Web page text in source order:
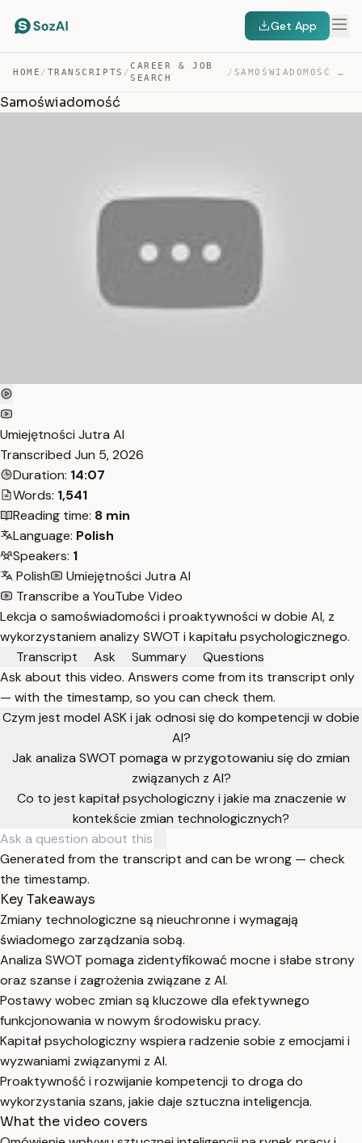
Get App
HOME / TRANSCRIPTS /
CAREER & JOB
SEARCH
/ SAMOŚWIADOMOŚĆ — TRANSCRIPT
Samoświadomość
Umiejętności Jutra AI
Transcribed Jun 5, 2026
Duration: 14:07
Words: 1,541
Reading time: 8 min
Language: Polish
Speakers: 1
Polish
Umiejętności Jutra AI
Transcribe a YouTube Video
Lekcja o samoświadomości i proaktywności w dobie AI, z
wykorzystaniem analizy SWOT i kapitału psychologicznego.
Transcript
Ask Summary
Questions
Ask about this video. Answers come from its transcript only
— with the timestamp, so you can check them.
Czym jest model ASK i jak odnosi się do kompetencji w dobie
AI?
Jak analiza SWOT pomaga w przygotowaniu się do zmian
związanych z AI?
Co to jest kapitał psychologiczny i jakie ma znaczenie w
kontekście zmian technologicznych?
Generated from the transcript and can be wrong — check
the timestamp.
Key Takeaways
Zmiany technologiczne są nieuchronne i wymagają
świadomego zarządzania sobą.
Analiza SWOT pomaga zidentyfikować mocne i słabe strony
oraz szanse i zagrożenia związane z AI.
Postawy wobec zmian są kluczowe dla efektywnego
funkcjonowania w nowym środowisku pracy.
Kapitał psychologiczny wspiera radzenie sobie z emocjami i
wyzwaniami związanymi z AI.
Proaktywność i rozwijanie kompetencji to droga do
wykorzystania szans, jakie daje sztuczna inteligencja.
What the video covers